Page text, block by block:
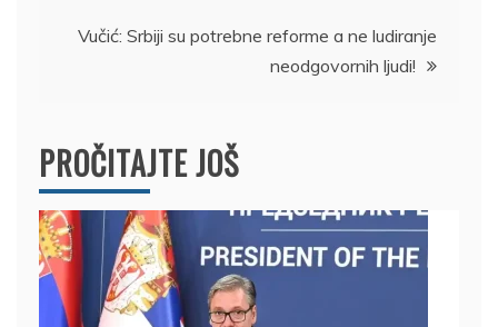
Vučić: Srbiji su potrebne reforme a ne ludiranje
neodgovornih ljudi!
PROČITAJTE JOŠ